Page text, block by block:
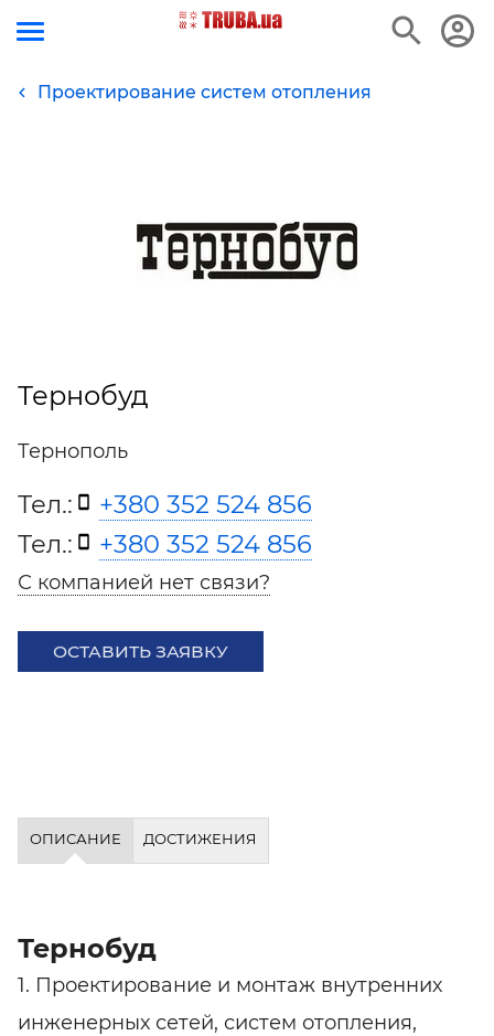
Проектирование систем отопления
Тернобуд
Тернополь
Тел.:
+380 352 524 856
Тел.:
+380 352 524 856
С компанией нет связи?
ОСТАВИТЬ ЗАЯВКУ
ОПИСАНИЕ ДОСТИЖЕНИЯ
Тернобуд
1. Проектирование и монтаж внутренних
инженерных сетей, систем отопления,